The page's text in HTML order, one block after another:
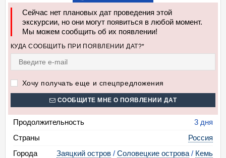
Сейчас нет плановых дат проведения этой
экскурсии, но они могут появиться в любой момент.
Мы можем сообщить об их появлении!
КУДА СООБЩИТЬ ПРИ ПОЯВЛЕНИИ ДАТ?*
Хочу получать еще и спецпредложения
СООБЩИТЕ МНЕ О ПОЯВЛЕНИИ ДАТ
Продолжительность
3 дня
Страны
Россия
Города
Заяцкий остров / Соловецкие острова / Кемь